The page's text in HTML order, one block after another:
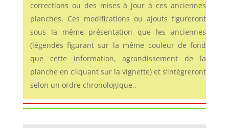
corrections ou des mises à jour à ces anciennes
planches. Ces modifications ou ajouts figureront
sous la même présentation que les anciennes
(légendes figurant sur la même couleur de fond
que cette information, agrandissement de la
planche en cliquant sur la vignette) et s’intégreront
selon un ordre chronologique..